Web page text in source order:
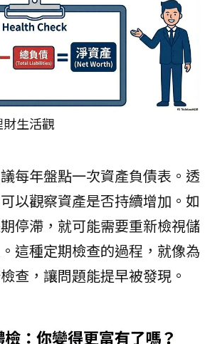
生活觀
每年盤點一次資產負債表。透
以觀察資產是否持續增加。如
停滯，就可能需要重新檢視儲
這種定期檢查的過程，就像為
查，讓問題能提早被發現。